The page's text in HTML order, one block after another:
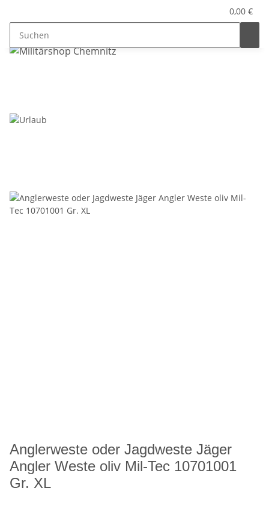
0,00 €
Anglerweste oder Jagdweste Jäger
Angler Weste oliv Mil-Tec 10701001
Gr. XL